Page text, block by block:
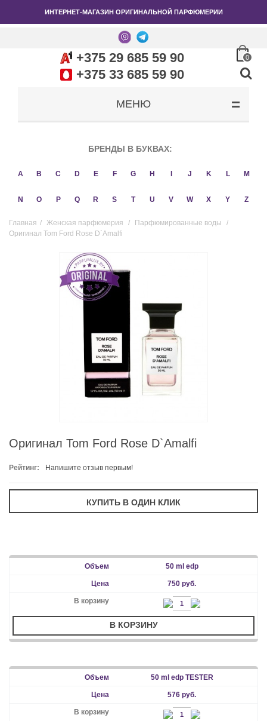
ИНТЕРНЕТ-МАГАЗИН ОРИГИНАЛЬНОЙ ПАРФЮМЕРИИ
+375 29 685 59 90
+375 33 685 59 90
0
МЕНЮ
БРЕНДЫ В БУКВАХ:
A B C D E F G H J K L M
N O P Q R S T U V W X Y Z
Главная / Женская парфюмерия / Парфюмированные воды
/
Оригинал Tom Ford Rose D`Amalfi
Оригинал Tom Ford Rose D`Amalfi
Рейтинг: Напишите отзыв первым!
50 ml edp
750 руб.
В КОРЗИНУ
50 ml edp TESTER
576 руб.